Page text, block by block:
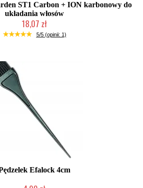
ST1 Carbon + ION karbonowy do
układania włosów
18,07 zł
Duża ilość (wysyłka w 24h)
5/5 (opinii: 1)
Efalock 4cm